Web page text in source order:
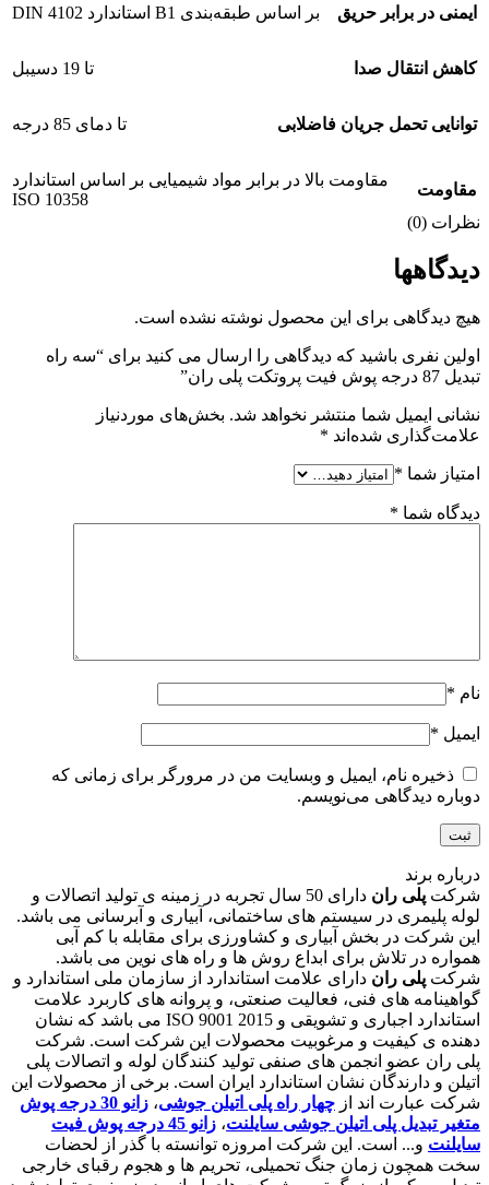
ایمنی در برابر حریق
بر اساس طبقه‌بندی B1 استاندارد DIN 4102
کاهش انتقال صدا تا 19 دسیبل
توانایی تحمل جریان فاضلابی تا دمای 85 درجه
مقاومت
مقاومت بالا در برابر مواد شیمیایی بر اساس استاندارد
ISO 10358
نظرات (0)
دیدگاهها
هیچ دیدگاهی برای این محصول نوشته نشده است.
اولین نفری باشید که دیدگاهی را ارسال می کنید برای “سه راه
تبدیل 87 درجه پوش فیت پروتکت پلی ران”
نشانی ایمیل شما منتشر نخواهد شد. بخش‌های موردنیاز
علامت‌گذاری شده‌اند *
امتیاز شما *
دیدگاه شما *
نام *
ایمیل *
ذخیره نام، ایمیل و وبسایت من در مرورگر برای زمانی که
دوباره دیدگاهی می‌نویسم.
درباره برند
شرکت پلی ران
دارای 50 سال تجربه در زمینه ی تولید اتصالات و
لوله پلیمری در سیستم های ساختمانی، آبیاری و آبرسانی می باشد.
این شرکت در بخش آبیاری و کشاورزی برای مقابله با کم آبی
همواره در تلاش برای ابداع روش ها و راه های نوین می باشد.
شرکت پلی ران دارای علامت استاندارد از سازمان ملی استاندارد و
گواهینامه های فنی، فعالیت صنعتی، و پروانه های کاربرد علامت
استاندارد اجباری و تشویقی و 2015 ISO 9001 می باشد که نشان
دهنده ی کیفیت و مرغوبیت محصولات این شرکت است. شرکت
پلی ران عضو انجمن های صنفی تولید کنندگان لوله و اتصالات پلی
اتیلن و دارندگان نشان استاندارد ایران است. برخی از محصولات این
شرکت عبارت اند از چهار راه پلی اتیلن جوشی،
زانو 30 درجه پوش
متغیر تبدیل پلی اتیلن جوشی سایلنت،
زانو 45 درجه پوش فیت
سایلنت و... است. این شرکت امروزه توانسته با گذر از لحضات
سخت همچون زمان جنگ تحمیلی، تحریم ها و هجوم رقبای خارجی